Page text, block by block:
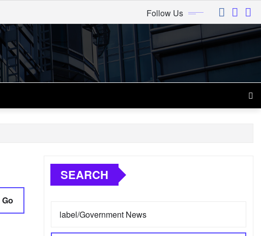
Follow Us
Go
SEARCH